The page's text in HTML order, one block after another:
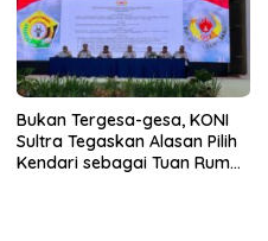
Bukan Tergesa-gesa, KONI
Sultra Tegaskan Alasan Pilih
Kendari sebagai Tuan Rumah